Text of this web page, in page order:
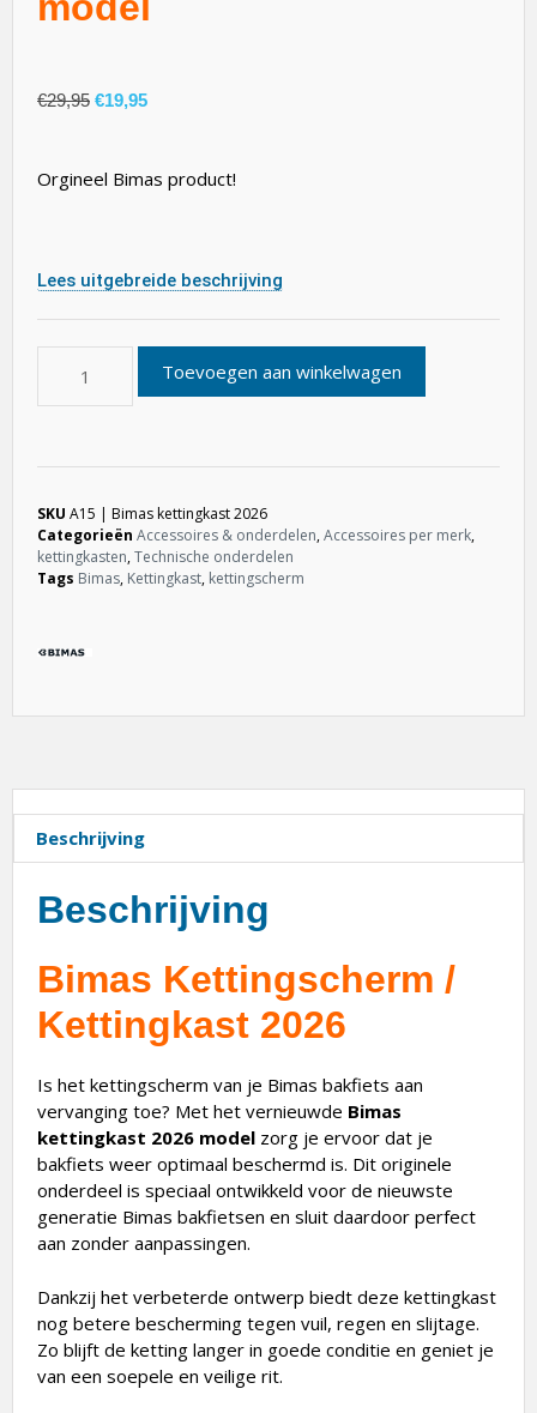
€29,95 €19,95
Orgineel Bimas product!
Lees uitgebreide beschrijving
Toevoegen aan winkelwagen
SKU A15 | Bimas kettingkast 2026
Categorieën Accessoires & onderdelen,Accessoires per merk,
kettingkasten,Technische onderdelen
Tags Bimas, Kettingkast, kettingscherm
Beschrijving
Beschrijving
Bimas Kettingscherm /
Kettingkast 2026
Is het kettingscherm van je Bimas bakfiets aan
vervanging toe? Met het vernieuwde Bimas
kettingkast 2026 model zorg je ervoor dat je
bakfiets weer optimaal beschermd is. Dit originele
onderdeel is speciaal ontwikkeld voor de nieuwste
generatie Bimas bakfietsen en sluit daardoor perfect
aan zonder aanpassingen.
Dankzij het verbeterde ontwerp biedt deze kettingkast
nog betere bescherming tegen vuil, regen en slijtage.
Zo blijft de ketting langer in goede conditie en geniet je
van een soepele en veilige rit.